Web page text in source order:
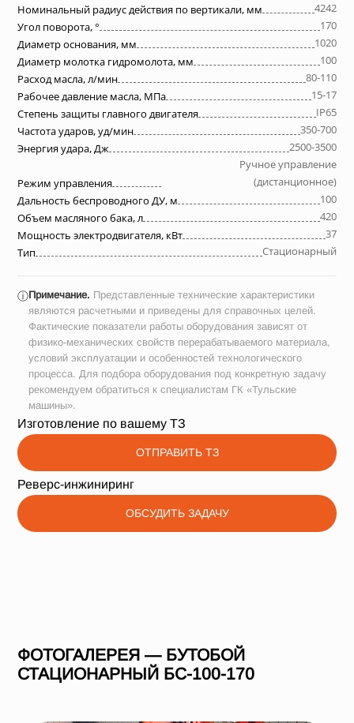
Номинальный радиус действия по вертикали, мм
4242
Угол поворота, °
170
Диаметр основания, мм
1020
Диаметр молотка гидромолота, мм
100
Расход масла, л/мин
80-110
Рабочее давление масла, МПа
15-17
Степень защиты главного двигателя
IP65
Частота ударов, уд/мин
350-700
Энергия удара, Дж
2500-3500
Режим управления
Ручное управление
(дистанционное)
Дальность беспроводного ДУ, м
100
Объем масляного бака, л
420
Мощность электродвигателя, кВт
37
Тип
Стационарный
ⓘПримечание. Представленные технические характеристики
являются расчетными и приведены для справочных целей.
Фактические показатели работы оборудования зависят от
физико-механических свойств перерабатываемого материала,
условий эксплуатации и особенностей технологического
процесса. Для подбора оборудования под конкретную задачу
рекомендуем обратиться к специалистам ГК «Тульские
машины».
Изготовление по вашему ТЗ
ОТПРАВИТЬ ТЗ
Реверс-инжиниринг
ОБСУДИТЬ ЗАДАЧУ
ФОТОГАЛЕРЕЯ — БУТОБОЙ
СТАЦИОНАРНЫЙ БС-100-170